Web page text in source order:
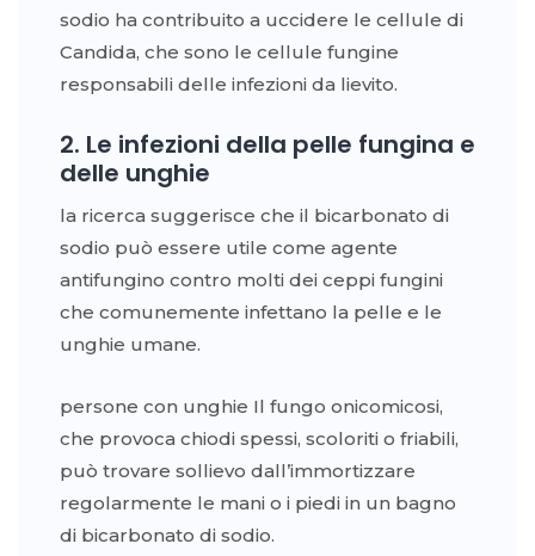
sodio ha contribuito a uccidere le cellule di
Candida, che sono le cellule fungine
responsabili delle infezioni da lievito.
2. Le infezioni della pelle fungina e
delle unghie
la ricerca suggerisce che il bicarbonato di
sodio può essere utile come agente
antifungino contro molti dei ceppi fungini
che comunemente infettano la pelle e le
unghie umane.
persone con unghie Il fungo onicomicosi,
che provoca chiodi spessi, scoloriti o friabili,
può trovare sollievo dall’immortizzare
regolarmente le mani o i piedi in un bagno
di bicarbonato di sodio.